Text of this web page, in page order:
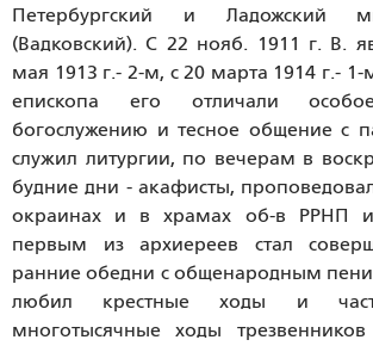
Петербургский и Ладожский
(Вадковский). С 22 нояб. 1911 г. В.
мая 1913 г.- 2-м, с 20 марта 1914 г.-
епископа его отличали
богослужению и тесное общение с
служил литургии, по вечерам в
будние дни - акафисты,
окраинах и в храмах об-в РРНП и
первым из архиереев стал
ранние обедни с общенародным
любил крестные ходы и
многотысячные ходы